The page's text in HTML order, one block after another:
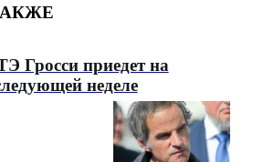
Гросси приедет на
неделе